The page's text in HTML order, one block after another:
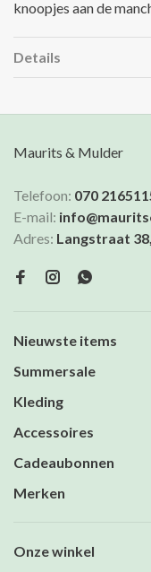
knoopjes aan de
Details
Maurits & Mulder
Telefoon: 070
E-mail:
Adres: Langstraat
Nieuwste items
Summersale
Kleding
Accessoires
Cadeaubonnen
Merken
Onze winkel